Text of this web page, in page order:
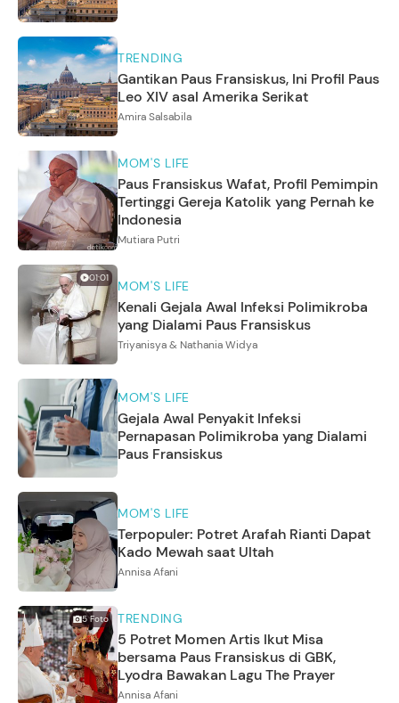
TRENDING
Gantikan Paus Fransiskus, Ini Profil Paus
Leo XIV asal Amerika Serikat
Amira Salsabila
MOM'S LIFE
Paus Fransiskus Wafat, Profil Pemimpin
Tertinggi Gereja Katolik yang Pernah ke
Indonesia
Mutiara Putri
01:01 MOM'S LIFE
Kenali Gejala Awal Infeksi Polimikroba
yang Dialami Paus Fransiskus
Triyanisya & Nathania Widya
MOM'S LIFE
Gejala Awal Penyakit Infeksi
Pernapasan Polimikroba yang Dialami
Paus Fransiskus
MOM'S LIFE
Terpopuler: Potret Arafah Rianti Dapat
Kado Mewah saat Ultah
Annisa Afani
5Foto TRENDING
5 Potret Momen Artis Ikut Misa
bersama Paus Fransiskus di GBK,
Lyodra Bawakan Lagu The Prayer
Annisa Afani